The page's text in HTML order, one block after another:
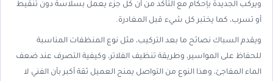
ويركب الجديدة بإحكام مع التأكد من أن كل جزء يعمل بسلاسة دون تنقيط
أو تسرب، كما يختبر كل شيء قبل المغادرة.
ويقدم السباك نصائح ما بعد التركيب، مثل نوع المنظفات المناسبة
للحفاظ على المواسير، وطريقة تنظيف الفلاتر، وكيفية التصرف عند ضعف
الماء المفاجئ، وهذا النوع من التواصل يمنح العميل ثقة أكبر بأن الفني لا